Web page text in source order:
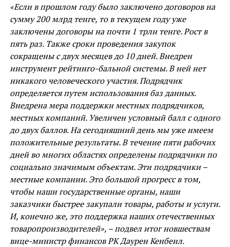
«Если в прошлом году было заключено договоров на
сумму 200 млрд тенге, то в текущем году уже
заключены договоры на почти 1 трлн тенге. Рост в
пять раз. Также сроки проведения закупок
сокращены с двух месяцев до 10 дней. Внедрен
инструмент рейтинго-бальной системы. В ней нет
никакого человеческого участия. Подрядчик
определяется путем использования баз данных.
Внедрена мера поддержки местных подрядчиков,
местных компаний. Увеличен условный балл с одного
до двух баллов. На сегодняшний день мы уже имеем
положительные результаты. В течение пяти рабочих
дней во многих областях определены подрядчики по
социально значимым объектам. Эти подрядчики –
местные компании. Это большой прогресс в том,
чтобы наши государственные органы, наши
заказчики быстрее закупали товары, работы и услуги.
И, конечно же, это поддержка наших отечественных
товаропроизводителей», – подвел итог новшествам
вице-министр финансов РК Даурен Кенбеил.